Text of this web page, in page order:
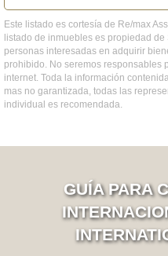
Este listado es cortesía de Re/max
listado de inmuebles es propiedad
personas interesadas en adquirir
prohibido. No seremos responsables
internet. Toda la información
mas no garantizada, todas las
individual es recomendada.
GUÍA PARA